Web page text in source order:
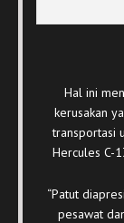
Hal ini
kerusakan
transportasi
Hercules C-
“Patut
pesawat